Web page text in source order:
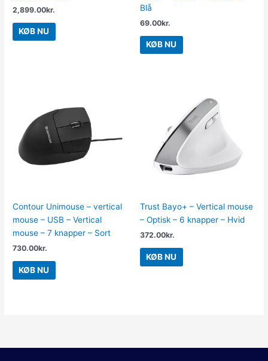
2,899.00kr.
KØB NU
Blå
69.00kr.
KØB NU
Contour Unimouse – vertical
mouse – USB – Vertical
mouse – 7 knapper – Sort
730.00kr.
KØB NU
Trust Bayo+ – Vertical mouse
– Optisk – 6 knapper – Hvid
372.00kr.
KØB NU